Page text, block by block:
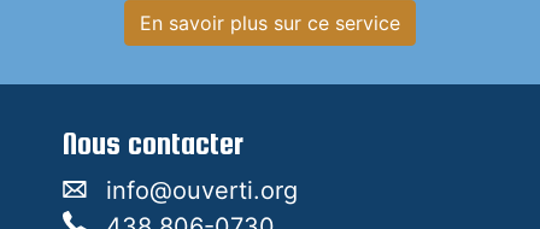
En savoir plus sur ce service
Nous contacter
info@ouverti.org